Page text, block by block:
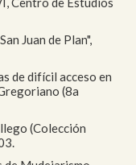
Juan de Plan",
de difícil acceso en
(8a
(Colección